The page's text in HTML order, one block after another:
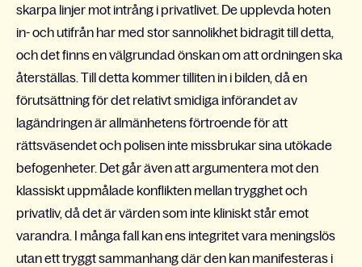
skarpa linjer mot intrång i privatlivet. De upplevda hoten
in- och utifrån har med stor sannolikhet bidragit till detta,
och det finns en välgrundad önskan om att ordningen ska
återställas. Till detta kommer tilliten in i bilden, då en
förutsättning för det relativt smidiga införandet av
lagändringen är allmänhetens förtroende för att
rättsväsendet och polisen inte missbrukar sina utökade
befogenheter. Det går även att argumentera mot den
klassiskt uppmålade konflikten mellan trygghet och
privatliv, då det är värden som inte kliniskt står emot
varandra. I många fall kan ens integritet vara meningslös
utan ett tryggt sammanhang där den kan manifesteras i